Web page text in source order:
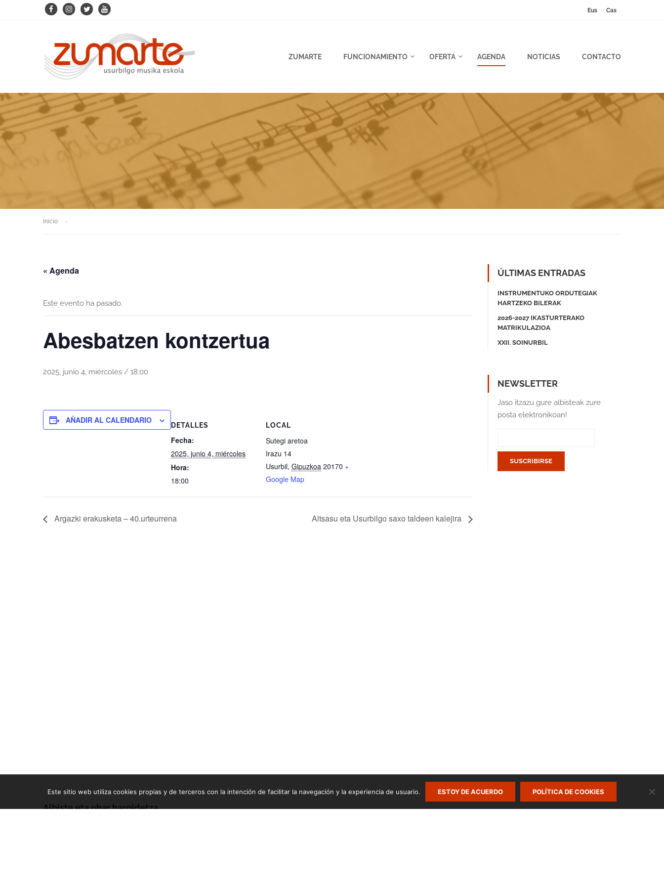
Eus Cas
ZUMARTE FUNCIONAMIENTO OFERTA AGENDA NOTICIAS CONTACTO
Inicio
« Agenda
Este evento ha pasado.
Abesbatzen kontzertua
2025, junio 4, miércoles / 18:00
AÑADIR AL CALENDARIO
DETALLES
Fecha:
2025, junio 4, miércoles
Hora:
18:00
LOCAL
Sutegi aretoa
Irazu 14
Usurbil, Gipuzkoa 20170 +
Google Map
Argazki erakusketa – 40.urteurrena Altsasu eta Usurbilgo saxo taldeen kalejira
ÚLTIMAS ENTRADAS
INSTRUMENTUKO ORDUTEGIAK
HARTZEKO BILERAK
2026-2027 IKASTURTERAKO
MATRIKULAZIOA
XXII. SOINURBIL
NEWSLETTER
Jaso itzazu gure albisteak zure
posta elektronikoan!
Albiste eta ohar harpidetza
Este sitio web utiliza cookies propias y de terceros con la intención de facilitar la navegación y la experiencia de usuario. ESTOY DE ACUERDO POLÍTICA DE COOKIES